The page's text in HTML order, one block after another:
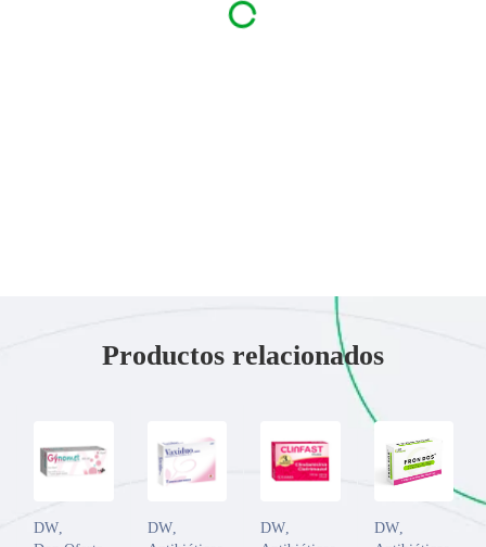
Productos relacionados
DW DW,
DW DW,